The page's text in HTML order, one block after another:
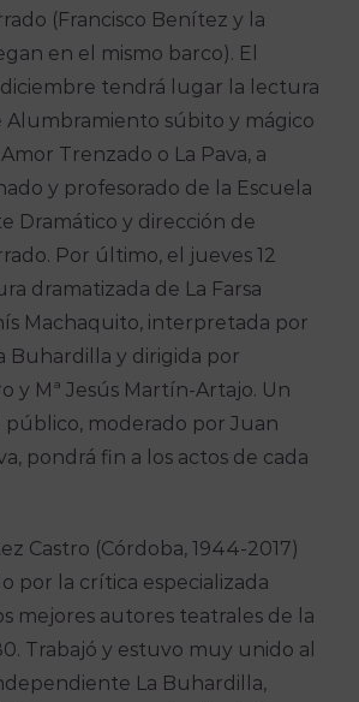
(Francisco Benítez y la
en el mismo barco). El
diciembre tendrá lugar la lectura
Alumbramiento súbito y mágico
Trenzado o La Pava, a
y profesorado de la Escuela
Dramático y dirección de
Por último, el jueves 12
dramatizada de La Farsa
Machaquito, interpretada por
Buhardilla y dirigida por
y Mª Jesús Martín-Artajo. Un
moderado por Juan
pondrá fin a los actos de cada
Castro (Córdoba, 1944-2017)
por la crítica especializada
mejores autores teatrales de la
Trabajó y estuvo muy unido al
La Buhardilla,